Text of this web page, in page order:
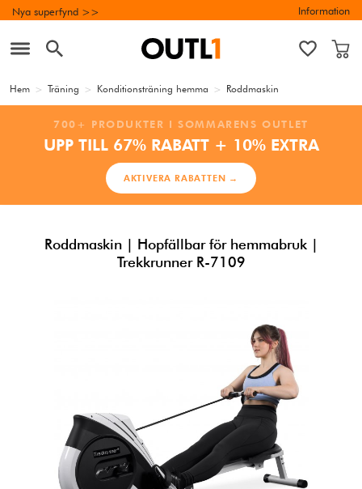
Nya superfynd >> Information
Hem > Träning > Konditionsträning hemma > Roddmaskin
700+ PRODUKTER I SOMMARENS OUTLET
UPP TILL 67% RABATT + 10% EXTRA
AKTIVERA RABATTEN →
Roddmaskin | Hopfällbar för hemmabruk |
Trekkrunner R-7109